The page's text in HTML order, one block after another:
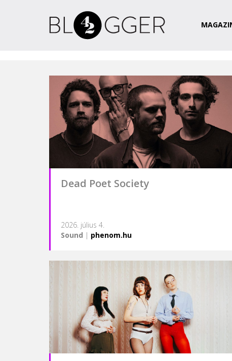
Dead Poet Society
2026. július 4.
Sound | phenom.hu